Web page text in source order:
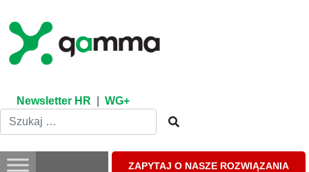
content
Newsletter HR WG+
ZAPYTAJ O NASZE ROZWIĄZANIA